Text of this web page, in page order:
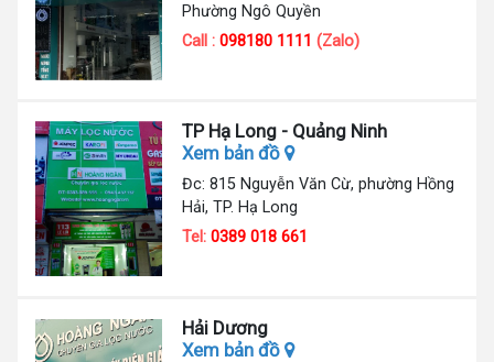
Phường Ngô Quyền
Call :098180 1111 (Zalo)
TP Hạ Long - Quảng Ninh
Xem bản đồ
Đc: 815 Nguyễn Văn Cừ, phường Hồng
Hải, TP. Hạ Long
Tel:0389 018 661
Hải Dương
Xem bản đồ